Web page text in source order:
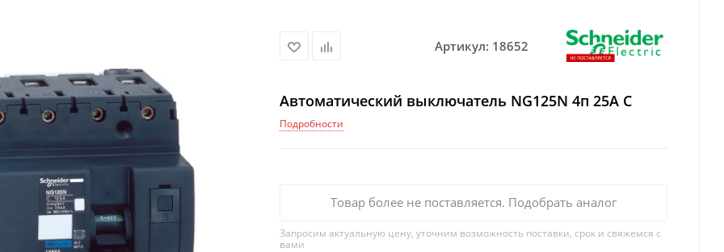
Артикул: 18652
Автоматический выключатель NG125N 4п 25A C
Подробности
Товар более не поставляется. Подобрать аналог
Запросим актуальную цену, уточним возможность поставки, срок и свяжемся с
вами